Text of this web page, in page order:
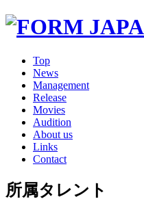
Top
News
Management
Release
Movies
Audition
About us
Links
Contact
所属タレント